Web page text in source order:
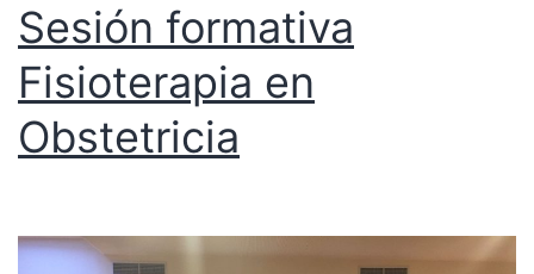
Sesión formativa
Fisioterapia en
Obstetricia